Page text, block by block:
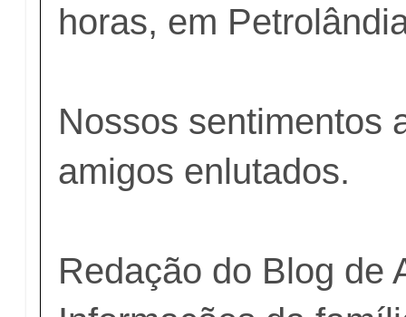
horas, em
Nossos sentimentos
amigos enlutados.
Redação do Blog de